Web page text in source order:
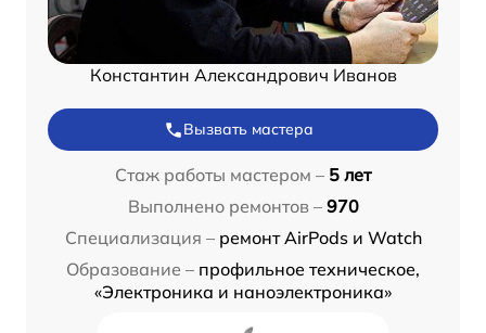
Константин Александрович Иванов
Вызвать мастера
Стаж работы мастером – 5 лет
Выполнено ремонтов – 970
Специализация – ремонт AirPods и Watch
Образование – профильное техническое,
«Электроника и наноэлектроника»